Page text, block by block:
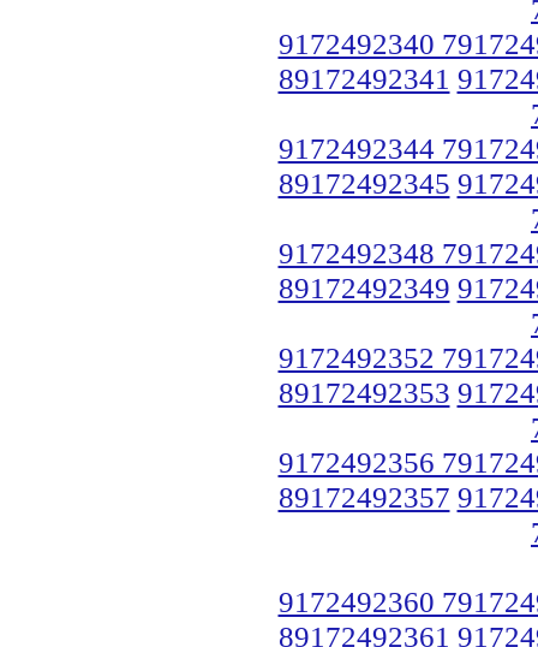
9172492340
89172492341
9172492344
89172492345
9172492348
89172492349
9172492352
89172492353
9172492356
89172492357
9172492360
89172492361